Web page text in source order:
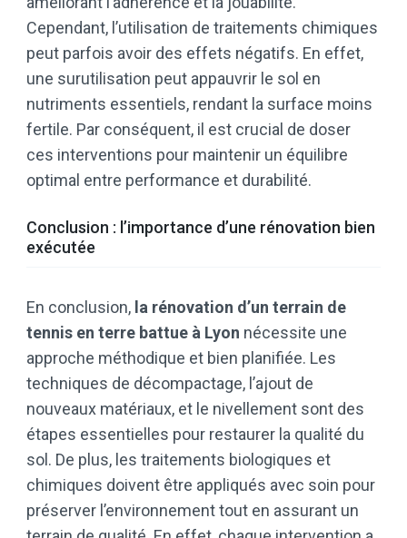
Cependant, l’utilisation de traitements chimiques
peut parfois avoir des effets négatifs. En effet,
une surutilisation peut appauvrir le sol en
nutriments essentiels, rendant la surface moins
fertile. Par conséquent, il est crucial de doser
ces interventions pour maintenir un équilibre
optimal entre performance et durabilité.
Conclusion : l’importance d’une rénovation bien
exécutée
En conclusion, la rénovation d’un terrain de
tennis en terre battue à Lyon nécessite une
approche méthodique et bien planifiée. Les
techniques de décompactage, l’ajout de
nouveaux matériaux, et le nivellement sont des
étapes essentielles pour restaurer la qualité du
sol. De plus, les traitements biologiques et
chimiques doivent être appliqués avec soin pour
préserver l’environnement tout en assurant un